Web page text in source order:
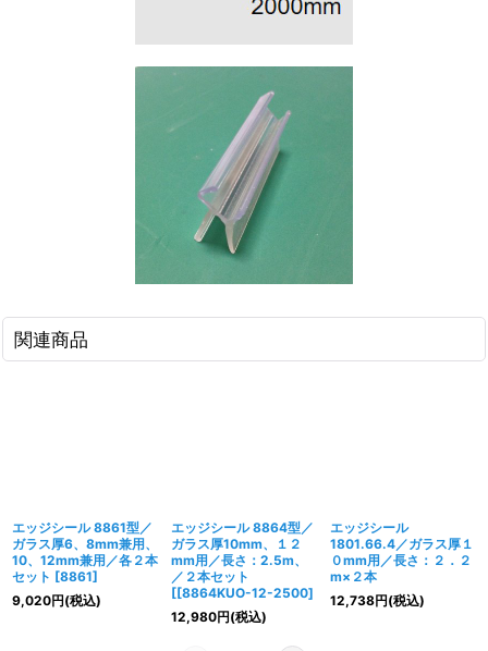
関連商品
エッジシール 8861型／
ガラス厚6、8mm兼用、
10、12mm兼用／各２本
セット [8861]
9,020円(税込)
エッジシール 8864型／
ガラス厚10mm、１２
mm用／長さ：2.5m、
／２本セット
[[8864KUO-12-2500]
12,980円(税込)
エッジシール
1801.66.4／ガラス厚１
０mm用／長さ：２．２
m×２本
12,738円(税込)